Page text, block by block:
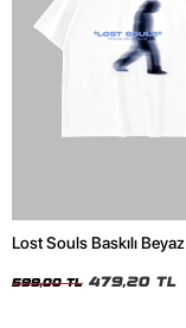
Lost Souls Baskılı
599,00 TL 479,20 TL